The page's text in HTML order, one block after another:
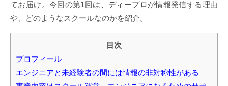
てお届け。今回の第1回は、ディープロが情報発信する理由
や、どのようなスクールなのかを紹介。
目次
プロフィール
エンジニアと未経験者の間には情報の非対称性がある